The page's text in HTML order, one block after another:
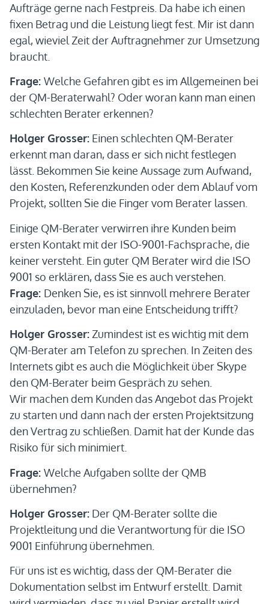
Aufträge gerne nach Festpreis. Da habe ich einen
fixen Betrag und die Leistung liegt fest. Mir ist dann
egal, wieviel Zeit der Auftragnehmer zur Umsetzung
braucht.
Frage: Welche Gefahren gibt es im Allgemeinen bei
der QM-Beraterwahl? Oder woran kann man einen
schlechten Berater erkennen?
Holger Grosser: Einen schlechten QM-Berater
erkennt man daran, dass er sich nicht festlegen
lässt. Bekommen Sie keine Aussage zum Aufwand,
den Kosten, Referenzkunden oder dem Ablauf vom
Projekt, sollten Sie die Finger vom Berater lassen.
Einige QM-Berater verwirren ihre Kunden beim
ersten Kontakt mit der ISO-9001-Fachsprache, die
keiner versteht. Ein guter QM Berater wird die ISO
9001 so erklären, dass Sie es auch verstehen.
Frage: Denken Sie, es ist sinnvoll mehrere Berater
einzuladen, bevor man eine Entscheidung trifft?
Holger Grosser: Zumindest ist es wichtig mit dem
QM-Berater am Telefon zu sprechen. In Zeiten des
Internets gibt es auch die Möglichkeit über Skype
den QM-Berater beim Gespräch zu sehen.
Wir machen dem Kunden das Angebot das Projekt
zu starten und dann nach der ersten Projektsitzung
den Vertrag zu schließen. Damit hat der Kunde das
Risiko für sich minimiert.
Frage: Welche Aufgaben sollte der QMB
übernehmen?
Holger Grosser: Der QM-Berater sollte die
Projektleitung und die Verantwortung für die ISO
9001 Einführung übernehmen.
Für uns ist es wichtig, dass der QM-Berater die
Dokumentation selbst im Entwurf erstellt. Damit